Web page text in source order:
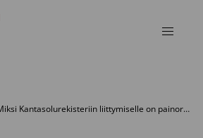
Miksi Kantasolurekisteriin liittymiselle on painoraja?